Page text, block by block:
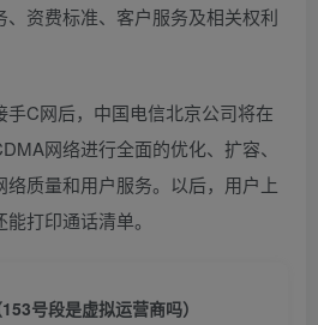
资费标准、客户服务及相关权利
C网后，中国电信北京公司将在
网络进行全面的优化、扩容、
质量和用户服务。以后，用户上
打印通话清单。
号段是虚拟运营商吗）